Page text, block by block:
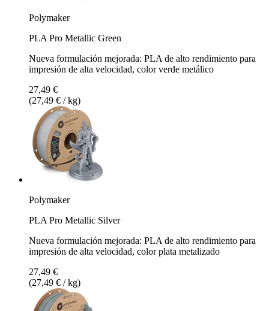
Polymaker
PLA Pro Metallic Green
Nueva formulación mejorada: PLA de alto rendimiento para
impresión de alta velocidad, color verde metálico
27,49 €
(27,49 € / kg)
Polymaker
PLA Pro Metallic Silver
Nueva formulación mejorada: PLA de alto rendimiento para
impresión de alta velocidad, color plata metalizado
27,49 €
(27,49 € / kg)